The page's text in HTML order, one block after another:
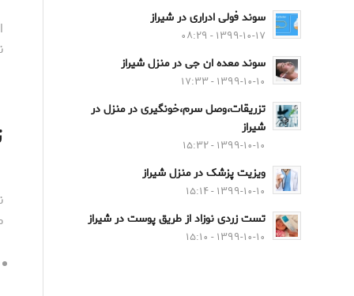
سوند فولی ادراری در شیراز
۱۳۹۹-۱۰-۱۷ - ۰۸:۲۹
سوند معده ان جی در منزل شیراز
۱۳۹۹-۱۰-۱۰ - ۱۷:۳۳
تزریقات،وصل سرم،خونگیری در منزل در
شیراز
۱۳۹۹-۱۰-۱۰ - ۱۵:۳۲
ویزیت پزشک در منزل شیراز
۱۳۹۹-۱۰-۱۰ - ۱۵:۱۴
تست زردی نوزاد از طریق پوست در شیراز
۱۳۹۹-۱۰-۱۰ - ۱۵:۱۰